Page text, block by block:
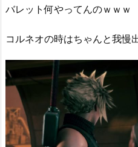
バレット何やってんのｗｗｗ
コルネオの時はちゃんと我慢